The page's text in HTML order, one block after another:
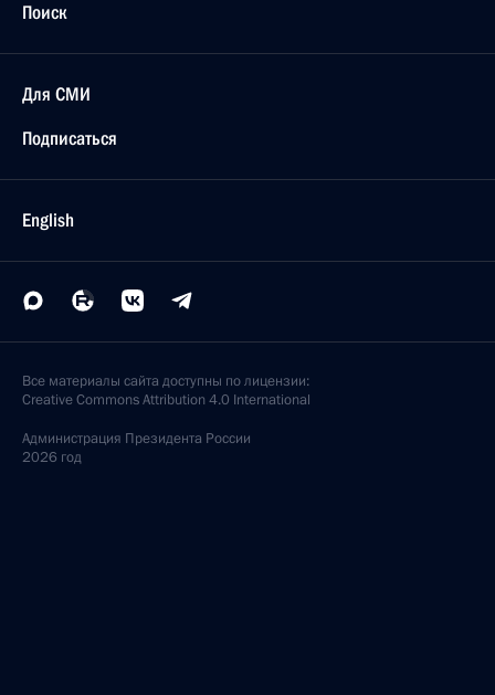
Поиск
Для СМИ
Подписаться
English
Все материалы сайта доступны по лицензии:
Creative Commons Attribution 4.0 International
Администрация Президента России
2026 год